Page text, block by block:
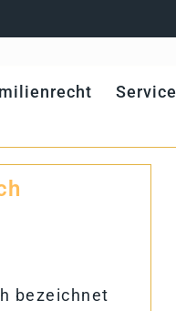
Ser­vice
bezeichnet